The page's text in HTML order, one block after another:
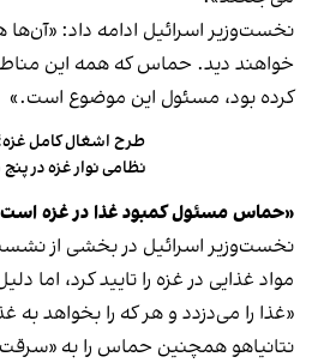
نخست‌وزیر اسرائیل ادامه داد:
خواهند دید. حماس که همه این
کرده بود، مسئول این موضوع است.»
طرح اشغال کامل
نظامی نوار غزه در
«حماس مسئول کمبود غذا در غزه
نخست‌وزیر اسرائیل در بخشی از
مواد غذایی در غزه را تایید کرد، اما
«غذا را می‌دزدد و هر که را بخواهد
نتانیاهو همچنین حماس را به